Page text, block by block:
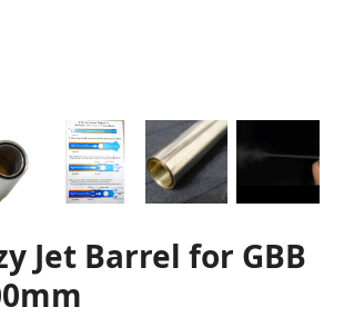
Jet Barrel for GBB